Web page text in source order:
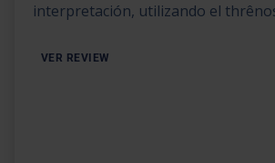
interpretación, utilizando el
VER REVIEW